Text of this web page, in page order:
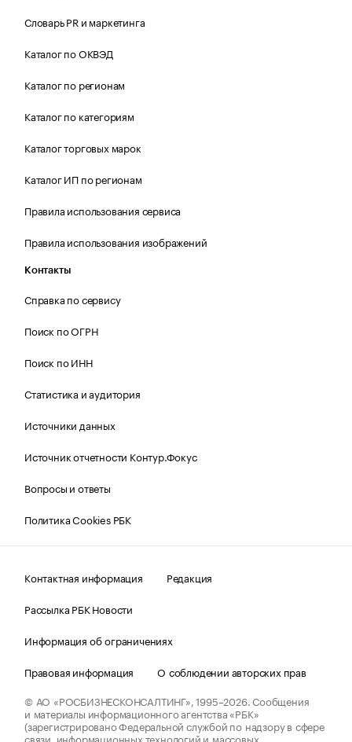
Словарь PR и маркетинга
Каталог по ОКВЭД
Каталог по регионам
Каталог по категориям
Каталог торговых марок
Каталог ИП по регионам
Правила использования сервиса
Правила использования изображений
Контакты
Справка по сервису
Поиск по ОГРН
Поиск по ИНН
Статистика и аудитория
Источники данных
Источник отчетности Контур.Фокус
Вопросы и ответы
Политика Cookies РБК
Контактная информация
Редакция
Рассылка РБК Новости
Информация об ограничениях
Правовая информация
О соблюдении авторских прав
© АО «РОСБИЗНЕСКОНСАЛТИНГ»,1995–2026.Сообщения
и материалы информационного агентства «РБК»
(зарегистрировано Федеральной службой по надзору в сфере
связи, информационных технологий и массовых